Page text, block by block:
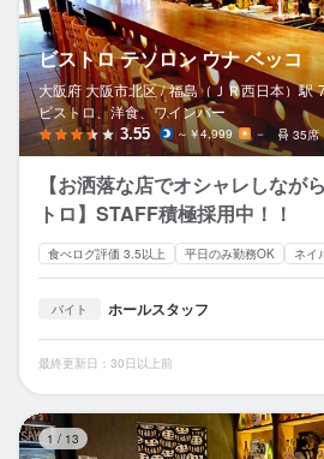
ビストロ テソロン ウナ ベッコ
大阪府 大阪市北区 / 福島（ＪＲ西日本）駅
ビストロ、洋食、ワインバー
3.55 ～￥4,999 － 35席
【お洒落な店でオシャレしなが
トロ】STAFF積極採用中！！
食べログ評価 3.5以上 平日のみ勤務OK ネイ
バイト ホールスタッフ
最終更新日：30日以上前
1 / 13